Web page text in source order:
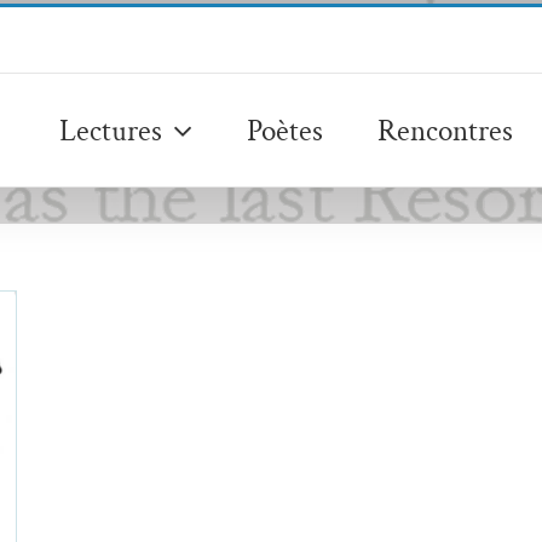
Lectures Poètes Rencontres